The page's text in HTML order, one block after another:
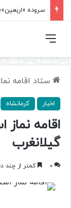
فهرست
ستاد اقامه
اخبار کرمانشاه
اقامه نماز
گیلانغرب
0 کمتر از چند